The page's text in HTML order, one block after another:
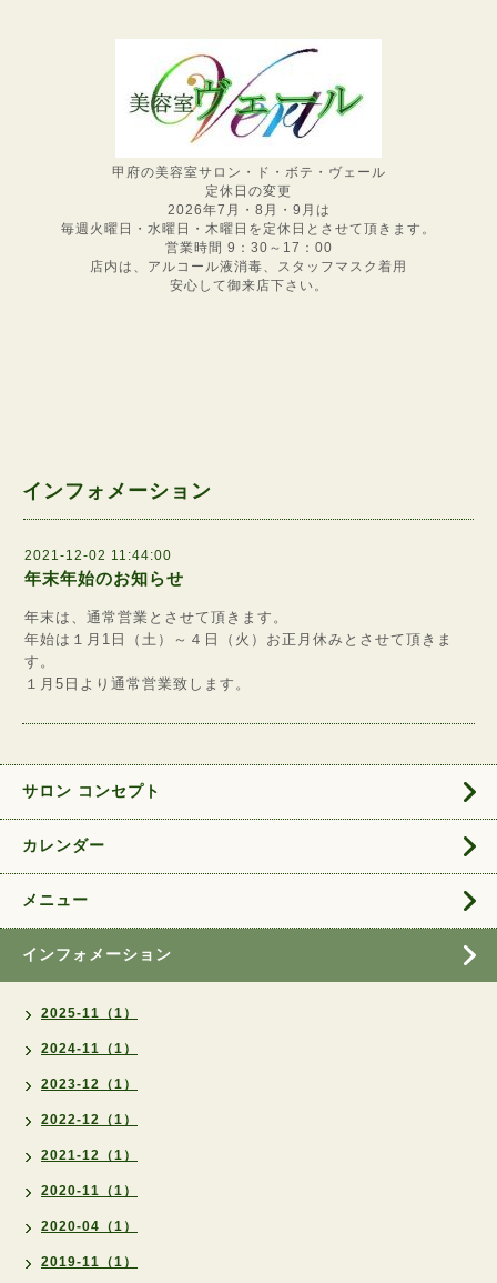
甲府の美容室サロン・ド・ボテ・ヴェール
定休日の変更
2026年7月・8月・9月は
毎週火曜日・水曜日・木曜日を定休日とさせて頂きます。
営業時間 9：30～17：00
店内は、アルコール液消毒、スタッフマスク着用
安心して御来店下さい。
インフォメーション
2021-12-02 11:44:00
年末年始のお知らせ
年末は、通常営業とさせて頂きます。
年始は１月1日（土）～４日（火）お正月休みとさせて頂きま
す。
１月5日より通常営業致します。
サロン コンセプト
カレンダー
メニュー
インフォメーション
2025-11（1）
2024-11（1）
2023-12（1）
2022-12（1）
2021-12（1）
2020-11（1）
2020-04（1）
2019-11（1）